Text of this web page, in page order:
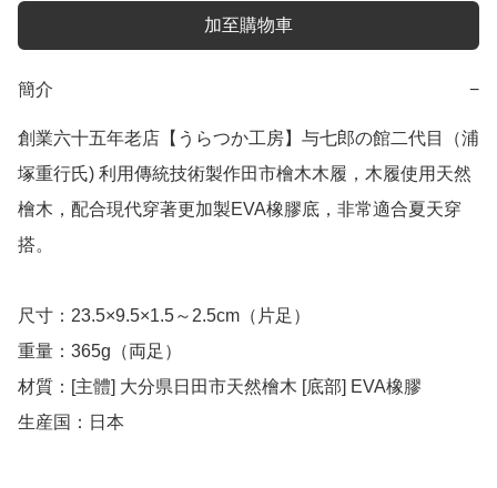
加至購物車
簡介 −
創業六十五年老店【うらつか工房】与七郎の館二代目（浦
塚重行氏) 利用傳統技術製作田市檜木木履，木履使用天然
檜木，配合現代穿著更加製EVA橡膠底，非常適合夏天穿
搭。
尺寸：23.5×9.5×1.5～2.5cm（片足）
重量：365g（両足）
材質：[主體] 大分県日田市天然檜木 [底部] EVA橡膠
生産国：日本